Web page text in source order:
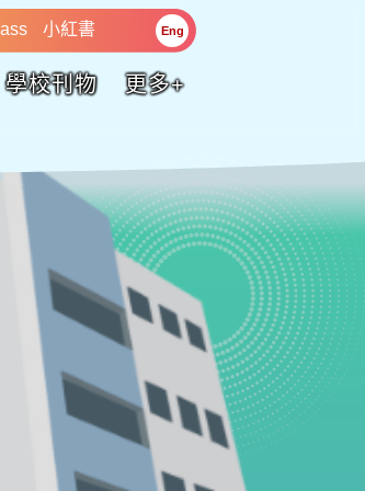
小紅書 Eng
學校刊物 更多+